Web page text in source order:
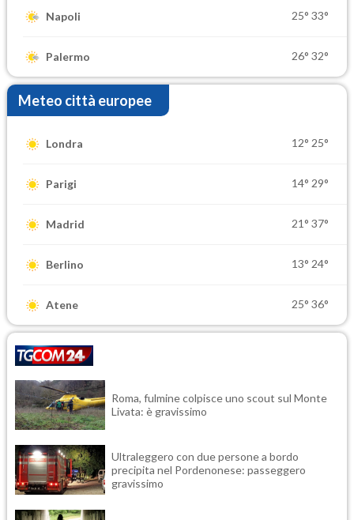
Napoli 25° 33°
Palermo 26° 32°
Meteo città europee
Londra 12° 25°
Parigi 14° 29°
Madrid 21° 37°
Berlino 13° 24°
Atene 25° 36°
Roma, fulmine colpisce uno scout sul Monte
Livata: è gravissimo
Ultraleggero con due persone a bordo
precipita nel Pordenonese: passeggero
gravissimo